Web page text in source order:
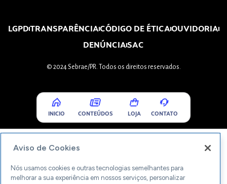
LGPDTRANSPARÊNCIACÓDIGO DE ÉTICAOUVIDORIA
DENÚNCIASAC
© 2024 Sebrae/PR. Todos os direitos reservados.
INICIO CONTEÚDOS LOJA CONTATO
Aviso de Cookies
Nós usamos cookies e outras tecnologias semelhantes para
melhorar a sua experiência em nossos serviços, personalizar